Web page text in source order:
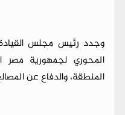
وجدد رئيس مجلس القيادة،
المحوري لجمهورية مصر
المنطقة، والدفاع عن